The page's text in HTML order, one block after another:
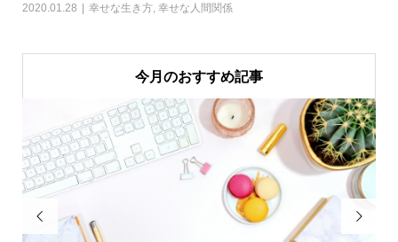
2020.01.28 幸せな生き方 幸せな人間関係
今月のおすすめ記事
 